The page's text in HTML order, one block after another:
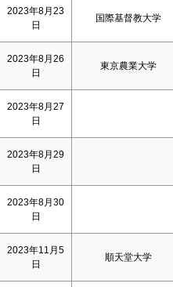
2023年8月23
日
国際基督教大学
2023年8月26
日
東京農業大学
2023年8月27
日
2023年8月29
日
2023年8月30
日
2023年11月5
日
順天堂大学